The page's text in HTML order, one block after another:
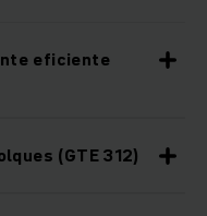
eficiente
(GTE 312)